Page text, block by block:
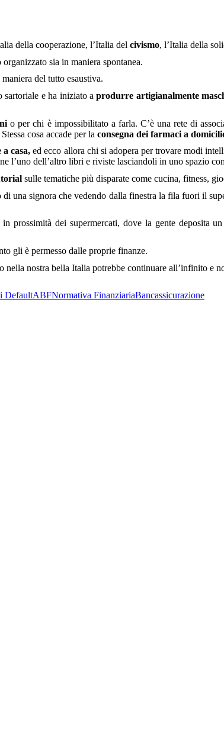
della cooperazione, l’Italia del civismo, l’Italia della
sia in maniera spontanea.
del tutto esaustiva.
sartoriale e ha iniziato aprodurre artigianalmente
o per chi è impossibilitato a farla. C’è una rete di
cosa accade per la consegna dei farmaci a
a casa, ed ecco allora chi si adopera per trovare modi
l’uno dell’altro libri e riviste lasciandoli in uno spazio
sulle tematiche più disparate come cucina, fitness,
di una signora che vedendo dalla finestra la fila fuori il
prossimità dei supermercati, dove la gente deposita
gli è permesso dalle proprie finanze.
nostra bella Italia potrebbe continuare all’infinito e
DefaultABFNormativa FinanziariaBancassicurazione